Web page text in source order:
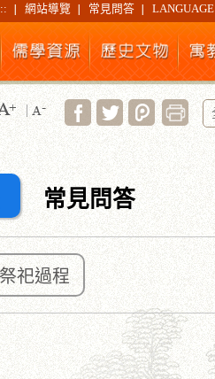
網站導覽 常見問答 LANGUAGE
常見問答
祭祀過程